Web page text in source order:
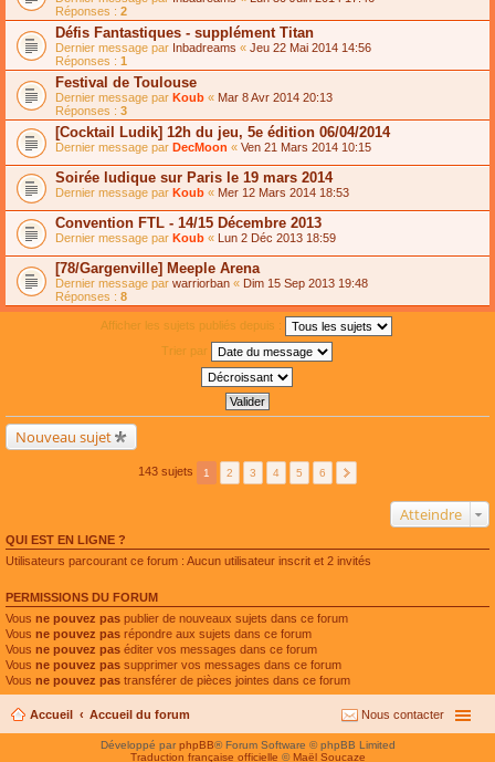
Réponses : 2
Défis Fantastiques - supplément Titan
Dernier message par Inbadreams « Jeu 22 Mai 2014 14:56
Réponses : 1
Festival de Toulouse
Dernier message par Koub « Mar 8 Avr 2014 20:13
Réponses : 3
[Cocktail Ludik] 12h du jeu, 5e édition 06/04/2014
Dernier message par DecMoon « Ven 21 Mars 2014 10:15
Soirée ludique sur Paris le 19 mars 2014
Dernier message par Koub « Mer 12 Mars 2014 18:53
Convention FTL - 14/15 Décembre 2013
Dernier message par Koub « Lun 2 Déc 2013 18:59
[78/Gargenville] Meeple Arena
Dernier message par warriorban « Dim 15 Sep 2013 19:48
Réponses : 8
Afficher les sujets publiés depuis :
Trier par
Nouveau sujet
143 sujets 1 2 3 4 5 6
Atteindre
QUI EST EN LIGNE ?
Utilisateurs parcourant ce forum : Aucun utilisateur inscrit et 2 invités
PERMISSIONS DU FORUM
Vous ne pouvez pas publier de nouveaux sujets dans ce forum
Vous ne pouvez pas répondre aux sujets dans ce forum
Vous ne pouvez pas éditer vos messages dans ce forum
Vous ne pouvez pas supprimer vos messages dans ce forum
Vous ne pouvez pas transférer de pièces jointes dans ce forum
Accueil Accueil du forum Nous contacter
Développé parphpBB® Forum Software © phpBB Limited
Traduction française officielle © Maël Soucaze